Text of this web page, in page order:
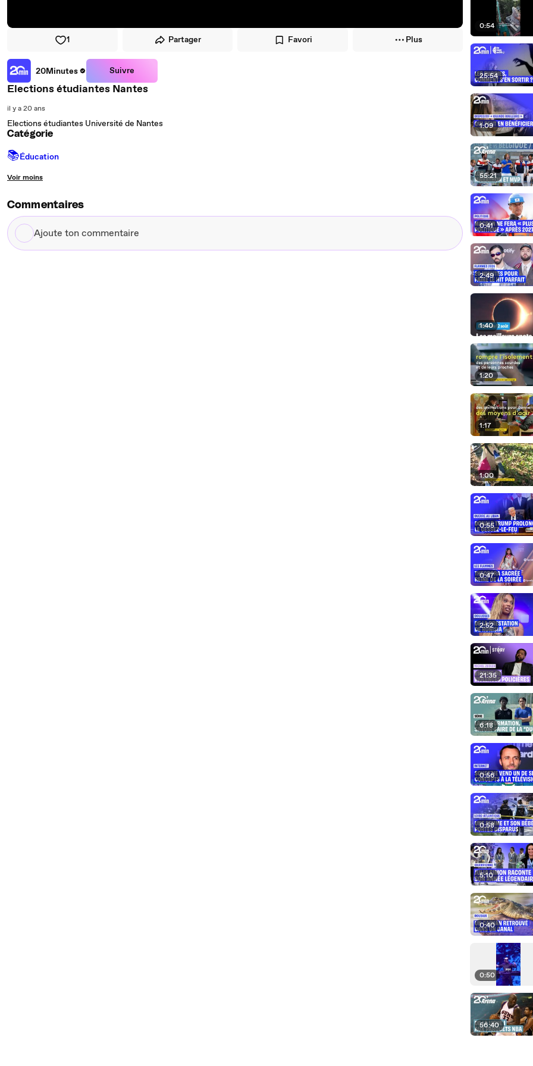
1 Partager Favori Plus
20Minutes Suivre
Elections étudiantes Nantes
il y a 20 ans
Elections étudiantes Université de Nantes
Catégorie
📚Éducation
Voir moins
Commentaires
Ajoute
ton
0:54
25:54
1:09
55:21
0:41
2:49
1:40
1:20
1:17
1:00
0:55
0:47
2:52
21:35
6:18
0:56
0:58
5:10
0:40
0:50
56:40